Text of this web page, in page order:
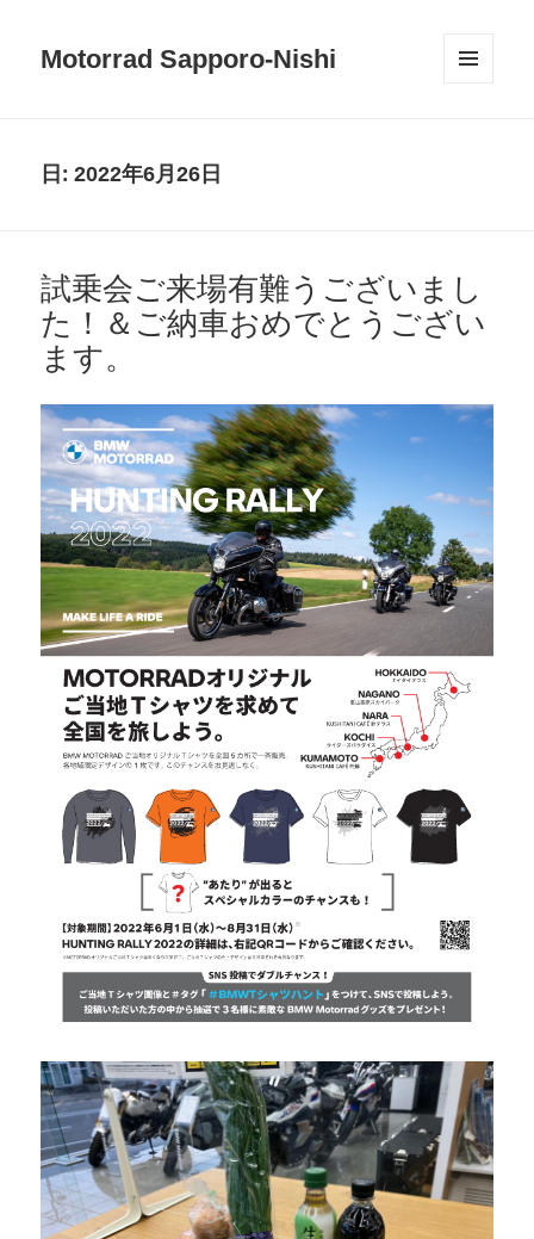
Motorrad Sapporo-Nishi
日:2022年6月26日
試乗会ご来場有難うございまし
た！＆ご納車おめでとうござい
ます。